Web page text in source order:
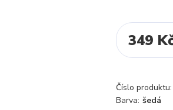
349
Číslo produktu:
Barva: šedá